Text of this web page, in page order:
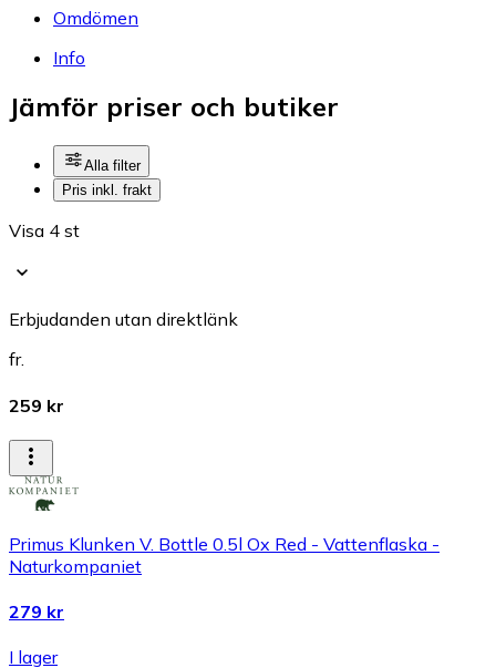
Omdömen
Info
Jämför priser och butiker
Alla filter
Pris inkl. frakt
Visa 4 st
Erbjudanden utan direktlänk
fr.
259 kr
Primus Klunken V. Bottle 0.5l Ox Red - Vattenflaska -
Naturkompaniet
279 kr
I lager